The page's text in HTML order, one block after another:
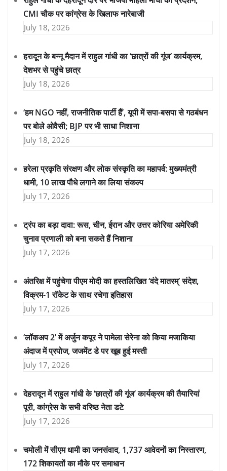
CMI चौक पर कांग्रेस के खिलाफ नारेबाजी
July 18, 2026
हरादून के बन्नू मैदान में राहुल गांधी का ‘छात्रों की गूंज’ कार्यक्रम,
देशभर से पहुंचे छात्र
July 18, 2026
‘हम NGO नहीं, राजनीतिक पार्टी हैं’, यूपी में सपा-बसपा से गठबंधन
पर बोले ओवैसी; BJP पर भी साधा निशाना
July 18, 2026
हरेला प्रकृति संरक्षण और लोक संस्कृति का महापर्व: मुख्यमंत्री
धामी, 10 लाख पौधे लगाने का लिया संकल्प
July 17, 2026
ट्रंप का बड़ा दावा: रूस, चीन, ईरान और उत्तर कोरिया अमेरिकी
चुनाव प्रणाली को बना सकते हैं निशाना
July 17, 2026
अंतरिक्ष में पहुंचेगा पीएम मोदी का हस्तलिखित ‘वंदे मातरम्’ संदेश,
विक्रम-1 रॉकेट के साथ रचेगा इतिहास
July 17, 2026
‘लॉकअप 2’ में अर्जुन कपूर ने पामेला सेरेना को किया मजाकिया
अंदाज में प्रपोज, जजमेंट डे पर खूब हुई मस्ती
July 17, 2026
देहरादून में राहुल गांधी के ‘छात्रों की गूंज’ कार्यक्रम की तैयारियां
पूरी, कांग्रेस के सभी वरिष्ठ नेता डटे
July 17, 2026
चमोली में सीएम धामी का जनसंवाद, 1,737 आवेदनों का निस्तारण,
172 शिकायतों का मौके पर समाधान